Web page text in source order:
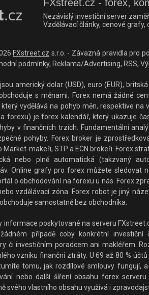
FXstreet.cz - forex,
Nezávislý investiční server
Vzdělávací články, cenové
FXstreet.cz s.r.o. - Závazná pravidla pro
podmínky, Reklama/Advertising, RSS,
americký dolar (USD), euro (EUR),
s měnami. Forex nemá žádné
vydělává na pohyb měn, respektive
forexu) je forex kalendář, který ukazuje
v finančních trzích. Fundamentální
pohyby. Forex broker je
Market-makeři, STP a ECN brokeři. Forex
nebo plně automatická (takzvaný
Online grafy pro forex můžete sledovat
o obchodování na forexu u nás. Forex
vzdělávací zóna. Forex robot je jiný
samostatně bez obchodníka.
informace poskytované na serveru
případě coby konkrétní investiční
či investičním poradcem ani makléřem.
vzniku finanční ztráty. U 69 až 80 %
tomu, jak rozdílové smlouvy fungují,
nebo další šíření obsahu forex
svého vlastního obsahu využívá i